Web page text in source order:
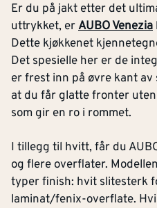
Er du på jakt etter det
uttrykket, erAUBO Venezia
Dette kjøkkenet
Det spesielle her er de
er frest inn på øvre kant
at du får glatte fronter
som gir en ro i rommet.
I tillegg til hvitt, får du
og flere overflater.
typer finish: hvit slitesterk
laminat/fenix-overflate.